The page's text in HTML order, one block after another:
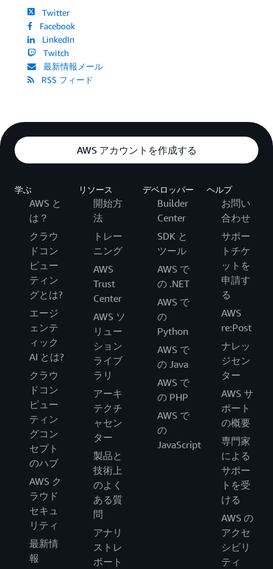
Twitter
Facebook
LinkedIn
Twitch
最新情報メール
RSS フィード
AWS アカウントを作成する
学ぶ
AWS と
は？
クラウ
ドコン
ピュー
ティン
グとは?
エージ
ェンテ
ィック
AI とは?
クラウ
ドコン
ピュー
ティン
グコン
セプト
のハブ
AWS ク
ラウド
セキュ
リティ
最新情
報
リソース
開始方
法
トレー
ニング
AWS
Trust
Center
AWS ソ
リュー
ション
ライブ
ラリ
アーキ
テクチ
ャセン
ター
製品と
技術上
のよく
ある質
問
アナリ
ストレ
ポート
デベロッパー
Builder
Center
SDK と
ツール
AWS で
の .NET
AWS で
の
Python
AWS で
の Java
AWS で
の PHP
AWS で
の
JavaScript
ヘルプ
お問い
合わせ
サポー
トチケ
ットを
申請す
る
AWS
re:Post
ナレッ
ジセン
ター
AWS サ
ポート
の概要
専門家
による
サポー
トを受
ける
AWS の
アクセ
シビリ
ティ